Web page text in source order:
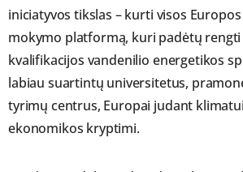
iniciatyvos tikslas – kurti visos
mokymo platformą, kuri padėtų
kvalifikacijos vandenilio energetikos
labiau suartintų universitetus,
tyrimų centrus, Europai judant
ekonomikos kryptimi.